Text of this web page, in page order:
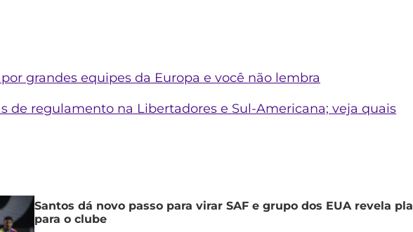
grandes equipes da Europa e você não lembra
de regulamento na Libertadores e Sul-Americana; veja quais
Santos dá novo passo para virar SAF e grupo dos EUA revela
para o clube